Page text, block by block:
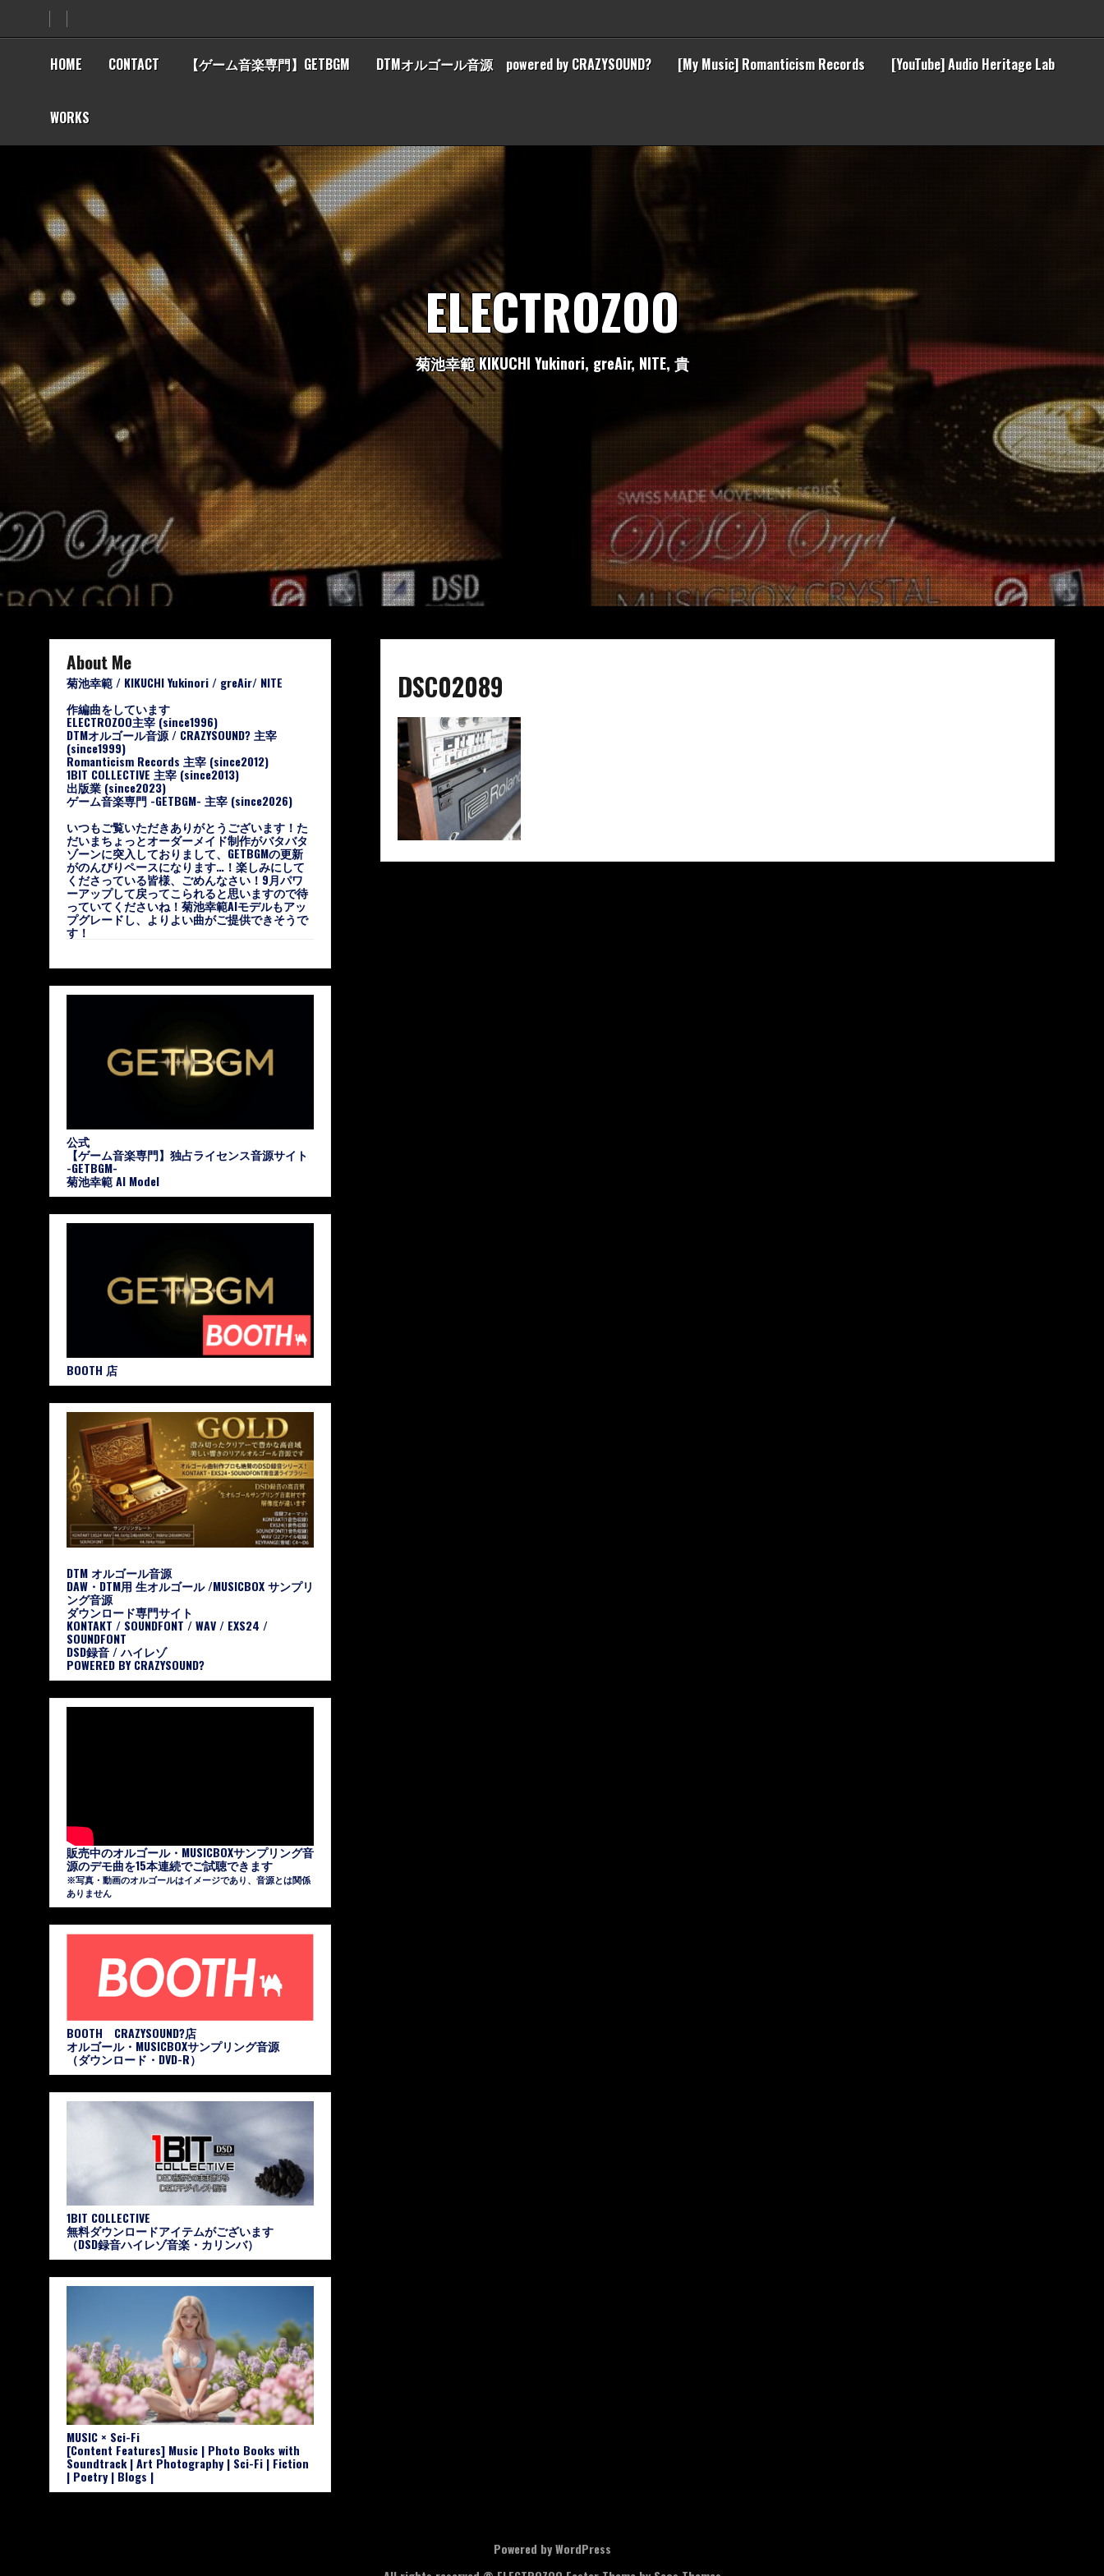
HOME CONTACT 【ゲーム音楽専門】GETBGM DTMオルゴール音源 powered by CRAZYSOUND? [My Music] Romanticism Records [YouTube] Audio Heritage Lab
WORKS
ELECTROZOO
菊池幸範KIKUCHI Yukinori, greAir, NITE, 貴
DSC02089
About Me
菊池幸範 / KIKUCHI Yukinori / greAir/ NITE
作編曲をしています
ELECTROZOO主宰 (since1996)
DTMオルゴール音源 / CRAZYSOUND? 主宰
(since1999)
Romanticism Records 主宰 (since2012)
1BIT COLLECTIVE 主宰 (since2013)
出版業 (since2023)
ゲーム音楽専門 -GETBGM- 主宰 (since2026)
いつもご覧いただきありがとうございます！た
だいまちょっとオーダーメイド制作がバタバタ
ゾーンに突入しておりまして、GETBGMの更新
がのんびりペースになります…！楽しみにして
くださっている皆様、ごめんなさい！9月パワ
ーアップして戻ってこられると思いますので待
っていてくださいね！菊池幸範AIモデルもアッ
プグレードし、よりよい曲がご提供できそうで
す！
公式
【ゲーム音楽専門】独占ライセンス音源サイト
-GETBGM-
菊池幸範 AI Model
BOOTH 店
DTM オルゴール音源
DAW・DTM用 生オルゴール /MUSICBOX サンプリ
ング音源
ダウンロード専門サイト
KONTAKT / SOUNDFONT / WAV / EXS24 /
SOUNDFONT
DSD録音 / ハイレゾ
POWERED BY CRAZYSOUND?
販売中のオルゴール・MUSICBOXサンプリング音
源のデモ曲を15本連続でご試聴できます
※写真・動画のオルゴールはイメージであり、音源とは関係
ありません
BOOTH CRAZYSOUND?店
オルゴール・MUSICBOXサンプリング音源
（ダウンロード・DVD-R）
1BIT COLLECTIVE
無料ダウンロードアイテムがございます
（DSD録音ハイレゾ音楽・カリンバ）
MUSIC × Sci-Fi
[Content Features] Music | Photo Books with
Soundtrack | Art Photography | Sci-Fi | Fiction
| Poetry | Blogs |
Powered by WordPress